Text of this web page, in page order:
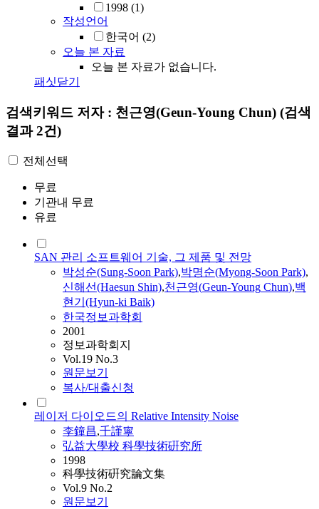
1998 (1)
작성언어
한국어 (2)
오늘 본 자료
오늘 본 자료가 없습니다.
패싯닫기
검색키워드 저자 : 천근영(Geun-Young Chun) (검색
결과 2건)
전체선택
무료
기관내 무료
유료
SAN 관리 소프트웨어 기술, 그 제품 및 전망
박성순(Sung-Soon Park),박명순(Myong-Soon Park),
신해선(Haesun Shin),천근영(Geun-Young Chun),백
현기(Hyun-ki Baik)
한국정보과학회
2001
정보과학회지
Vol.19 No.3
원문보기
복사/대출신청
레이저 다이오드의 Relative Intensity Noise
李鐘昌,千謹寧
弘益大學校 科學技術硏究所
1998
科學技術硏究論文集
Vol.9 No.2
원문보기